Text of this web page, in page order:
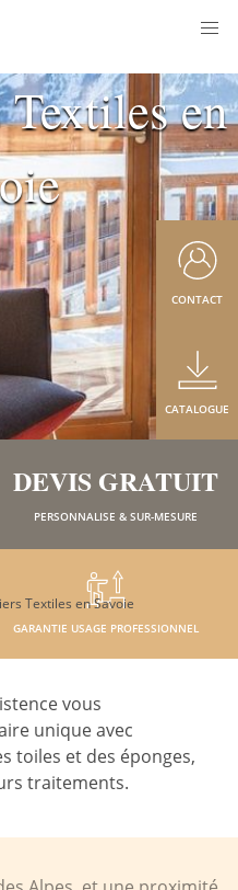
en
GARANTIE USAGE PROFESSIONNEL
DEVIS GRATUIT
PERSONNALISE & SUR-MESURE
CATALOGUE
CONTACT
Textiles en Savoie
vous
unique avec
toiles et des éponges,
traitements.